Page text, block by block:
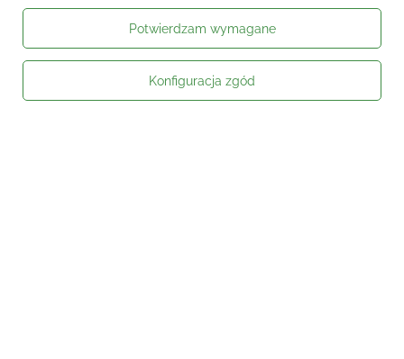
Moje zamówienie
Potwierdzam wymagane
Konfiguracja zgód